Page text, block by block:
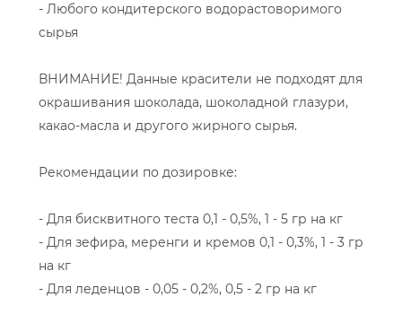
- Любого кондитерского водорастоворимого
сырья
ВНИМАНИЕ! Данные красители не подходят для
окрашивания шоколада, шоколадной глазури,
какао-масла и другого жирного сырья.
Рекомендации по дозировке:
- Для бисквитного теста 0,1 - 0,5%, 1 - 5 гр на кг
- Для зефира, меренги и кремов 0,1 - 0,3%, 1 - 3 гр
на кг
- Для леденцов - 0,05 - 0,2%, 0,5 - 2 гр на кг